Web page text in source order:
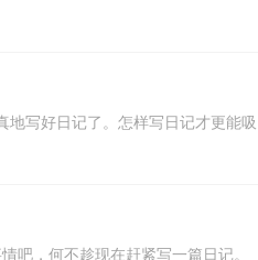
写好日记了。怎样写日记才更能吸
吧，何不趁现在赶紧写一篇日记。